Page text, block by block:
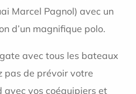
Marcel Pagnol) avec un
d’un magnifique polo.
avec tous les bateaux
pas de prévoir votre
avec vos coéquipiers et